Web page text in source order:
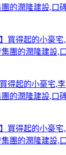
的潤隆建設,口
得起的小豪宅,
的潤隆建設,口